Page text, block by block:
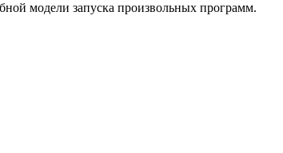
модели запуска произвольных программ.